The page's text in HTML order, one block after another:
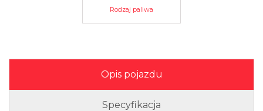
Rodzaj paliwa
Opis pojazdu
Specyfikacja